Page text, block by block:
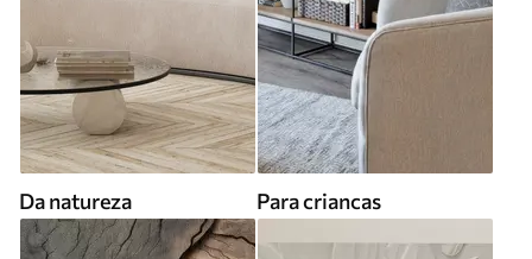
Da natureza Para criancas